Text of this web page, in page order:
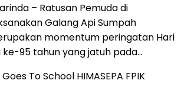
– Ratusan Pemuda di
Galang Api Sumpah
momentum peringatan Hari
ke-95 tahun yang jatuh pada…